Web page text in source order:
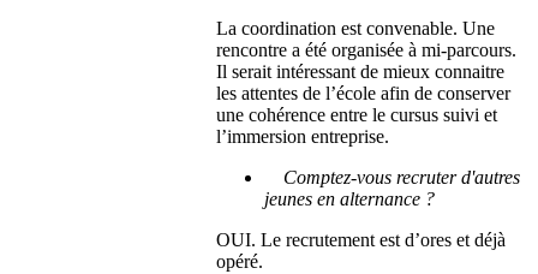
La coordination est convenable. Une
rencontre a été organisée à mi-parcours.
Il serait intéressant de mieux connaitre
les attentes de l’école afin de conserver
une cohérence entre le cursus suivi et
l’immersion entreprise.
Comptez-vous recruter d'autres
jeunes en alternance ?
OUI. Le recrutement est d’ores et déjà
opéré.